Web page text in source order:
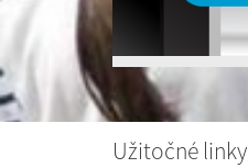
Užitočné linky